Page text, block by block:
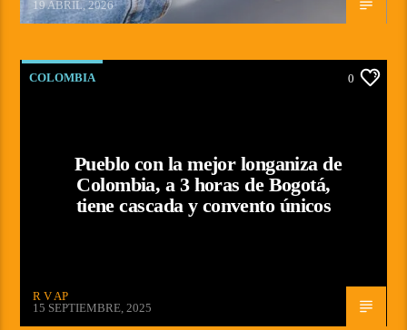
19 ABRIL, 2026
COLOMBIA 0
Pueblo con la mejor longaniza de
Colombia, a 3 horas de Bogotá,
tiene cascada y convento únicos
R V AP
15 SEPTIEMBRE, 2025